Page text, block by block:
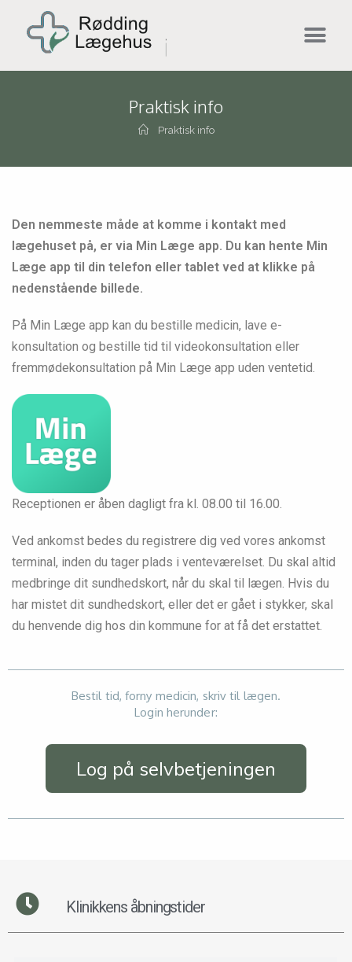
Praktisk info
Praktisk info
Den nemmeste måde at komme i kontakt med
lægehuset på, er via Min Læge app. Du kan hente Min
Læge app til din telefon eller tablet ved at klikke på
nedenstående billede.
På Min Læge app kan du bestille medicin, lave e-
konsultation og bestille tid til videokonsultation eller
fremmødekonsultation på Min Læge app uden ventetid.
Receptionen er åben dagligt fra kl. 08.00 til 16.00.
Ved ankomst bedes du registrere dig ved vores ankomst
terminal, inden du tager plads i venteværelset. Du skal altid
medbringe dit sundhedskort, når du skal til lægen. Hvis du
har mistet dit sundhedskort, eller det er gået i stykker, skal
du henvende dig hos din kommune for at få det erstattet.
Bestil tid, forny medicin, skriv til lægen.
Login herunder:
Log på selvbetjeningen
Klinikkens åbningstider